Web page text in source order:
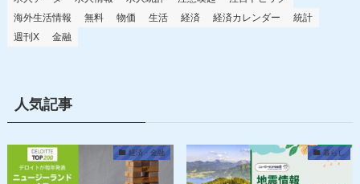
海外生活情報
無料 物価 生活 経済 経済カレンダー
統計
週刊X
金融
人気記事
経済・金融 暮らし